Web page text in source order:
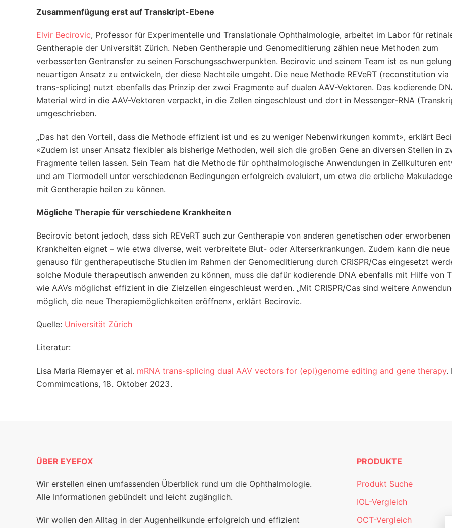
Zusammenfügung erst auf Transkript-Ebene
Elvir Becirovic, Professor für Experimentelle und Translationale Ophthalmologie, arbeitet im Labor für
Gentherapie der Universität Zürich. Neben Gentherapie und Genomeditierung zählen neue Methoden zum
verbesserten Gentransfer zu seinen Forschungsschwerpunkten. Becirovic und seinem Team ist es nun
neuartigen Ansatz zu entwickeln, der diese Nachteile umgeht. Die neue Methode REVeRT (reconstitution via
trans-splicing) nutzt ebenfalls das Prinzip der zwei Fragmente auf dualen AAV-Vektoren. Das kodierende
Material wird in die AAV-Vektoren verpackt, in die Zellen eingeschleust und dort in Messenger-RNA
umgeschrieben.
„Das hat den Vorteil, dass die Methode effizient ist und es zu weniger Nebenwirkungen kommt», erklärt
«Zudem ist unser Ansatz flexibler als bisherige Methoden, weil sich die großen Gene an diversen Stellen in
Fragmente teilen lassen. Sein Team hat die Methode für ophthalmologische Anwendungen in Zellkulturen
und am Tiermodell unter verschiedenen Bedingungen erfolgreich evaluiert, um etwa die erbliche
mit Gentherapie heilen zu können.
Mögliche Therapie für verschiedene Krankheiten
Becirovic betont jedoch, dass sich REVeRT auch zur Gentherapie von anderen genetischen oder erworbenen
Krankheiten eignet – wie etwa diverse, weit verbreitete Blut- oder Alterserkrankungen. Zudem kann die
genauso für gentherapeutische Studien im Rahmen der Genomeditierung durch CRISPR/Cas eingesetzt
solche Module therapeutisch anwenden zu können, muss die dafür kodierende DNA ebenfalls mit Hilfe von
wie AAVs möglichst effizient in die Zielzellen eingeschleust werden. „Mit CRISPR/Cas sind weitere
möglich, die neue Therapiemöglichkeiten eröffnen», erklärt Becirovic.
Quelle: Universität Zürich
Literatur:
Lisa Maria Riemayer et al. mRNA trans-splicing dual AAV vectors for (epi)genome editing and gene therapy.
Commimcations, 18. Oktober 2023.
ÜBER EYEFOX
Wir erstellen einen umfassenden Überblick rund um die Ophthalmologie.
Alle Informationen gebündelt und leicht zugänglich.
Wir wollen den Alltag in der Augenheilkunde erfolgreich und effizient
PRODUKTE
Produkt Suche
IOL-Vergleich
OCT-Vergleich